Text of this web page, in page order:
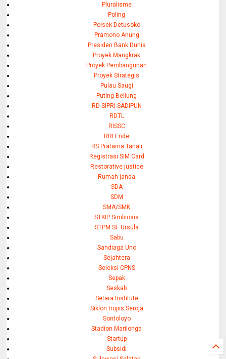
Pluralisme
Poling
Polsek Detusoko
Pramono Anung
Presiden Bank Dunia
Proyek Mangkrak
Proyek Pembangunan
Proyek Strategis
Pulau Saugi
Puting Beliung
RD SIPRI SADIPUN
RDTL
RISSC
RRI Ende
RS Pratama Tanali
Registrasi SIM Card
Restorative justice
Rumah janda
SDA
SDM
SMA/SMK
STKIP Simbiosis
STPM St. Ursula
Sabu
Sandiaga Uno
Sejahtera
Seleksi CPNS
Sepak
Seskab
Setara Institute
Siklon tropis Seroja
Sontoloyo
Stadion Marilonga
Startup
Subsidi